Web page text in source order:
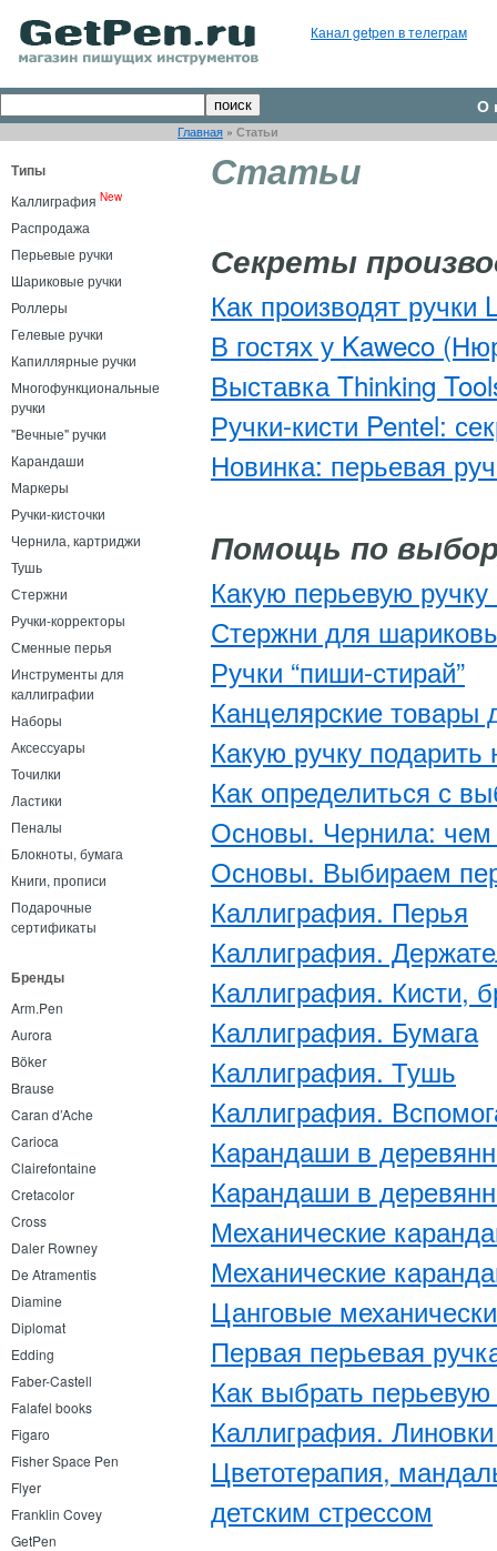
Канал getpen в телеграм
О
Главная » Статьи
Типы
Каллиграфия New
Распродажа
Перьевые ручки
Шариковые ручки
Роллеры
Гелевые ручки
Капиллярные ручки
Многофункциональные
ручки
"Вечные" ручки
Карандаши
Маркеры
Ручки-кисточки
Чернила, картриджи
Тушь
Стержни
Ручки-корректоры
Сменные перья
Инструменты для
каллиграфии
Наборы
Аксессуары
Точилки
Ластики
Пеналы
Блокноты, бумага
Книги, прописи
Подарочные
сертификаты
Бренды
Arm.Pen
Aurora
Böker
Brause
Caran d’Ache
Carioca
Clairefontaine
Cretacolor
Cross
Daler Rowney
De Atramentis
Diamine
Diplomat
Edding
Faber-Castell
Falafel books
Figaro
Fisher Space Pen
Flyer
Franklin Covey
GetPen
Статьи
Секреты
Как производят
В гостях у Kaweco
Выставка Thinking
Ручки-кисти Pentel:
Новинка: перьевая
Помощь по
Какую перьевую
Стержни для
Ручки “пиши-стирай”
Канцелярские товары
Какую ручку
Как определиться с
Основы. Чернила: чем
Основы. Выбираем
Каллиграфия. Перья
​Каллиграфия.
​Каллиграфия. Кисти,
​Каллиграфия. Бумага
​Каллиграфия. Тушь
​Каллиграфия.
Карандаши в
​Карандаши в
​Механические
​Механические
​Цанговые
Первая перьевая
Как выбрать
Каллиграфия.
Цветотерапия,
детским стрессом